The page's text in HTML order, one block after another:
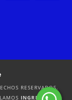
RESERVADOS.
INGRESÁ ACÁ.